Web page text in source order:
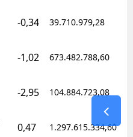
-0,34 39.710.979,28
-1,02 673.482.788,60
-2,95 104.884.723,08
0,47 1.297.615.334,60